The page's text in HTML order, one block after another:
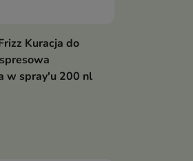
Dodaj do koszyka
Kuracja do
w spray'u 200 nl